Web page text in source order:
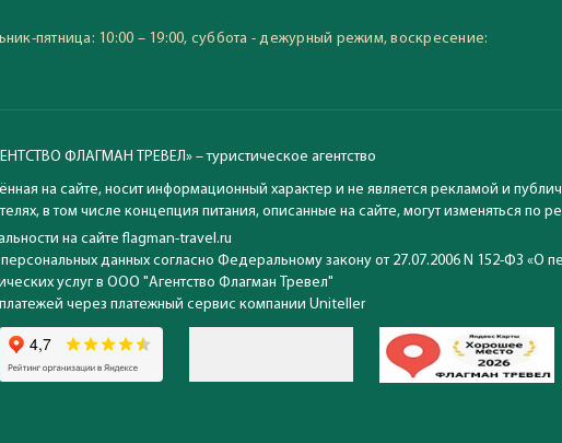
воскресение: выходной
пятница: 10:00 – 19:00, суббота - дежурный режим, воскресение:
ФЛАГМАН ТРЕВЕЛ» – туристическое агентство
на сайте, носит информационный характер и не является рекламой и
в том числе концепция питания, описанные на сайте, могут изменяться
на сайте flagman-travel.ru
данных согласно Федеральному закону от 27.07.2006 N 152-ФЗ «О
услуг в ООО "Агентство Флагман Тревел"
через платежный сервис компании Uniteller